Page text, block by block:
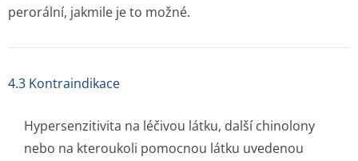
perorální, jakmile je to možné.
4.3 Kontraindikace
Hypersenzitivita na léčivou látku, další chinolony
nebo na kteroukoli pomocnou látku uvedenou